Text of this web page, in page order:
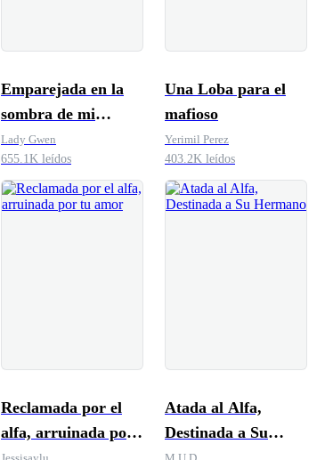
Emparejada en la
sombra de mi
hermana
Lady Gwen
655.1K leídos
Una Loba para el
mafioso
Yerimil Perez
403.2K leídos
Reclamada por el
alfa, arruinada por
Atada al Alfa,
Destinada a Su